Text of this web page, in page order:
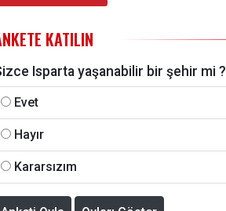
KATILIN
Isparta yaşanabilir bir şehir mi ?
Evet
Hayır
Kararsızım